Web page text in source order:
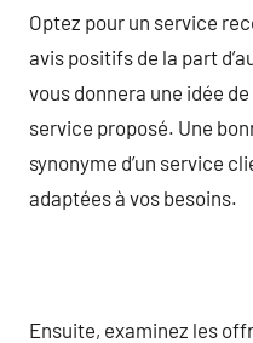
Optez pour un service
avis positifs de la part
vous donnera une idée
service proposé. Une
synonyme d’un service
adaptées à vos besoins.
Ensuite, examinez les